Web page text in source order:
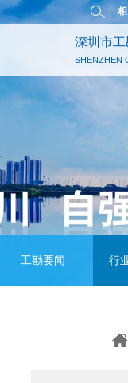
深圳市工
SHENZHEN
工勘要闻 行